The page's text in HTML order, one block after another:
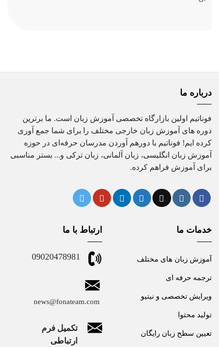
درباره ما
فوناتیم اولین بازارگاه تخصصی آموزش زبان است. ما برترین
دوره های آموزش زبان خارجی مختلف را برای شما جمع آوری
کرده ایم! فوناتیم با دورهم آوردن مدرسان حرفه‌ای در حوزه
آموزش زبان انگلیسی، زبان آلمانی، زبان ترکی و... بستر مناسبی
برای آموزش فراهم کرده.
خدمات ما
آموزش زبان های مختلف
ترجمه حرفه ای
ویرایش تخصصی و نیتیو
تولید محتوا
تعیین سطح زبان رایگان
ارتباط با ما
09020478981
news@fonateam.com
تکمیل فرم
ارتباطی